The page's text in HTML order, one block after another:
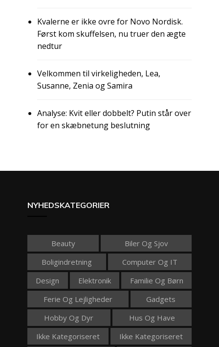
Kvalerne er ikke ovre for Novo Nordisk.
Først kom skuffelsen, nu truer den ægte
nedtur
Velkommen til virkeligheden, Lea,
Susanne, Zenia og Samira
Analyse: Kvit eller dobbelt? Putin står over
for en skæbnetung beslutning
NYHEDSKATEGORIER
Beauty
Biler Og Sjov
Boligindretning
Computer Og IT
Design
Elektronik
Familie Og Børn
Ferie Og Lejligheder
Gadgets
Hobby Og Dyr
Hus Og Have
Ikke Kategoriseret
Ikke Kategoriseret